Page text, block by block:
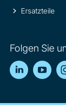
Ersatzteile
Folgen Sie